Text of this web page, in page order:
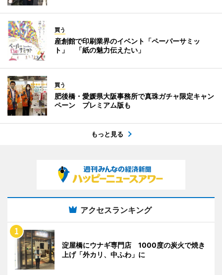
買う
産創館で印刷業界のイベント「ペーパーサミッ
ト」 「紙の魅力伝えたい」
買う
肥後橋・愛媛県大阪事務所で真珠ガチャ限定キャン
ペーン プレミアム版も
もっと見る
アクセスランキング
淀屋橋にウナギ専門店 1000度の炭火で焼き
上げ「外カリ、中ふわ」に